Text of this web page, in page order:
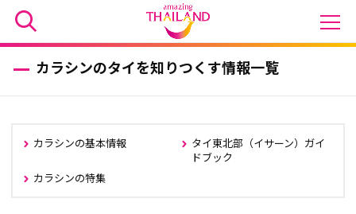
カラシンのタイを知りつくす情報一覧
カラシンの基本情報
タイ東北部（イサーン）ガイ
ドブック
カラシンの特集